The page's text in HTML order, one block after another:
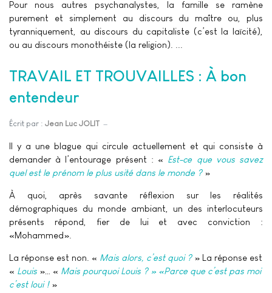
Pour nous autres psychanalystes, la famille se ramène
purement et simplement au discours du maître ou, plus
tyranniquement, au discours du capitaliste (c’est la laïcité),
ou au discours monothéiste (la religion). ...
TRAVAIL ET TROUVAILLES : À bon
entendeur
Écrit par : Jean Luc JOLIT
Il y a une blague qui circule actuellement et qui consiste à
demander à l’entourage présent : « Est-ce que vous savez
quel est le prénom le plus usité dans le monde ?»
À quoi, après savante réflexion sur les réalités
démographiques du monde ambiant, un des interlocuteurs
présents répond, fier de lui et avec conviction :
«Mohammed».
La réponse est non. « Mais alors, c’est quoi ?» La réponse est
« Louis »… « Mais pourquoi Louis ? » «Parce que c’est pas moi
c’est loui !»